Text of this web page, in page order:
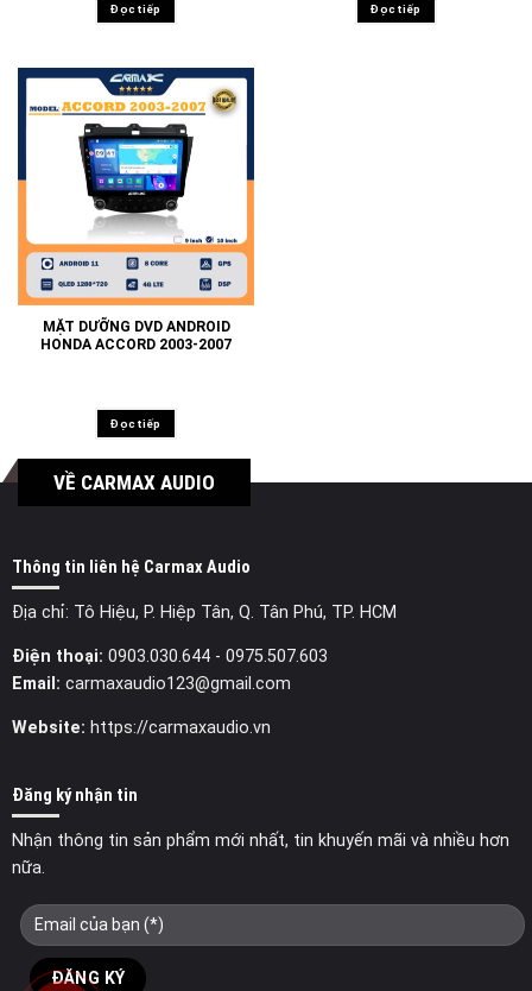
Đọc tiếp Đọc tiếp
MẶT DƯỠNG DVD ANDROID
HONDA ACCORD 2003-2007
Đọc tiếp
VỀ CARMAX AUDIO
Thông tin liên hệ Carmax Audio
Địa chỉ: Tô Hiệu, P. Hiệp Tân, Q. Tân Phú, TP. HCM
Điện thoại: 0903.030.644- 0975.507.603
Email: carmaxaudio123@gmail.com
Website: https://carmaxaudio.vn
Đăng ký nhận tin
Nhận thông tin sản phẩm mới nhất, tin khuyến mãi và nhiều hơn
nữa.